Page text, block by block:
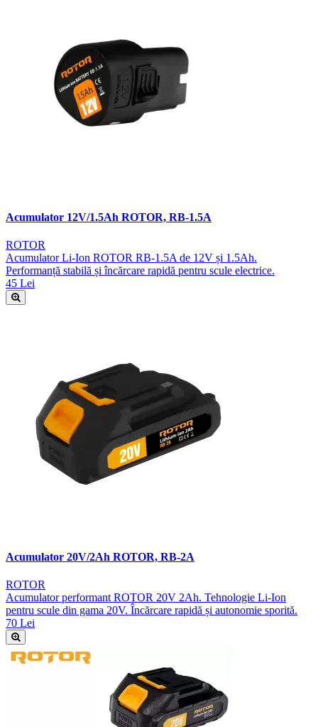
Acumulator 12V/1.5Ah ROTOR, RB-1.5A
ROTOR
Acumulator Li-Ion ROTOR RB-1.5A de 12V și 1.5Ah.
Performanță stabilă și încărcare rapidă pentru scule electrice.
45 Lei
Acumulator 20V/2Ah ROTOR, RB-2A
ROTOR
Acumulator performant ROTOR 20V 2Ah. Tehnologie Li-Ion
pentru scule din gama 20V. Încărcare rapidă și autonomie sporită.
70 Lei